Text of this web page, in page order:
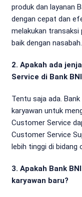
produk dan layanan
dengan cepat dan
melakukan transaksi
baik dengan nasabah.
2. Apakah ada
Service di Bank
Tentu saja ada.
karyawan untuk
Customer Service
Customer Service
lebih tinggi di bidang
3. Apakah Bank
karyawan baru?